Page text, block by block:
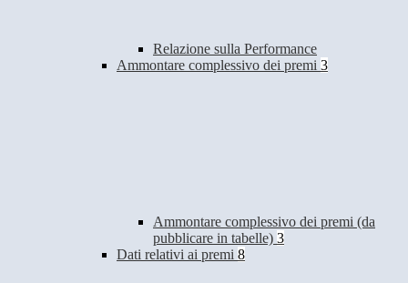
Relazione sulla Performance
Ammontare complessivo dei premi 3
Ammontare complessivo dei premi (da
pubblicare in tabelle) 3
Dati relativi ai premi 8